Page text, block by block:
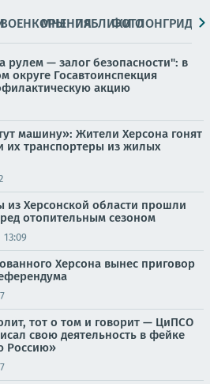
ВОЕНКОРЫМНЕНИЯПАБЛИКИ
ФОТОЛОНГРИДЫ
рулем — залог безопасности": в
округе Госавтоинспекция
акцию
машину»: Жители Херсона гонят
их транспортеры из жилых
из Херсонской области прошли
отопительным сезоном
13:09
Херсона вынес приговор
тот о том и говорит — ЦиПСО
свою деятельность в фейке
Россию»